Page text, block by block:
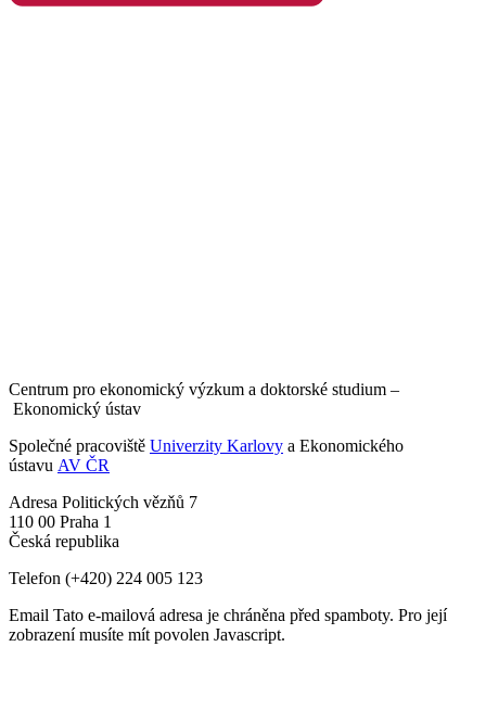
Centrum pro ekonomický výzkum a doktorské studium –
Ekonomický ústav
Společné pracoviště Univerzity Karlovy a Ekonomického
ústavu AV ČR
Adresa Politických vězňů 7
110 00 Praha 1
Česká republika
Telefon (+420) 224 005 123
Email Tato e-mailová adresa je chráněna před spamboty. Pro její
zobrazení musíte mít povolen Javascript.